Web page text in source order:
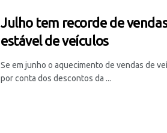
Julho tem recorde de
estável de veículos
Se em junho o aquecimento de vendas de
por conta dos descontos da ...